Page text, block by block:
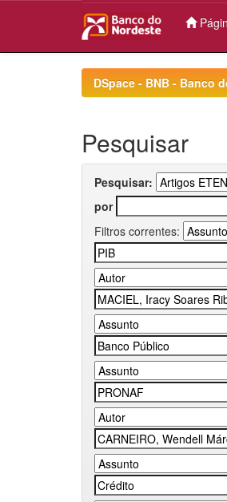
DSpace - BNB - Banco
Pesquisar
Pesquisar:
por
Filtros correntes: